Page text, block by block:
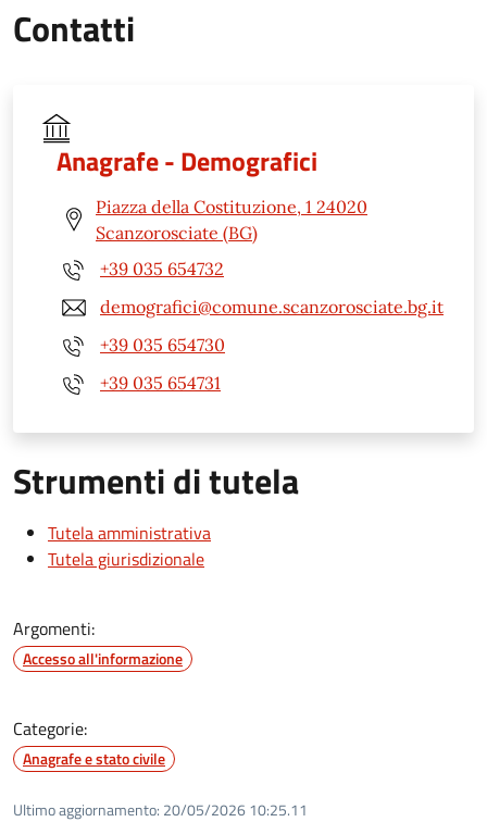
Contatti
Anagrafe - Demografici
Piazza della Costituzione, 1 24020
Scanzorosciate (BG)
+39 035 654732
demografici@comune.scanzorosciate.bg.it
+39 035 654730
+39 035 654731
Strumenti di tutela
Tutela amministrativa
Tutela giurisdizionale
Argomenti:
Accesso all'informazione
Categorie:
Anagrafe e stato civile
Ultimo aggiornamento: 20/05/2026 10:25.11